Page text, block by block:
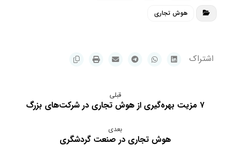
هوش تجاری
قبلی
۷ مزیت بهره‌گیری از هوش تجاری در شرکت‌های بزرگ
بعدی
هوش تجاری در صنعت گردشگری